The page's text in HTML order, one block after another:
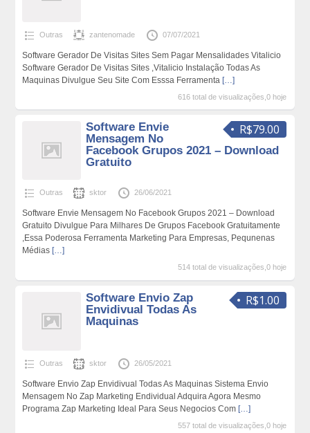
Outras zantenomade 07/07/2021
Software Gerador De Visitas Sites Sem Pagar Mensalidades Vitalicio
Software Gerador De Visitas Sites ,Vitalicio Instalação Todas As
Maquinas Divulgue Seu Site Com Esssa Ferramenta […]
616 total de visualizações,0 hoje
R$79.00
Software Envie
Mensagem No
Facebook Grupos 2021 – Download
Gratuito
Outras sktor 26/06/2021
Software Envie Mensagem No Facebook Grupos 2021 – Download
Gratuito Divulgue Para Milhares De Grupos Facebook Gratuitamente
,Essa Poderosa Ferramenta Marketing Para Empresas, Pequnenas
Médias […]
514 total de visualizações,0 hoje
R$1.00
Software Envio Zap
Envidivual Todas As
Maquinas
Outras sktor 26/05/2021
Software Envio Zap Envidivual Todas As Maquinas Sistema Envio
Mensagem No Zap Marketing Endividual Adquira Agora Mesmo
Programa Zap Marketing Ideal Para Seus Negocios Com […]
557 total de visualizações,0 hoje